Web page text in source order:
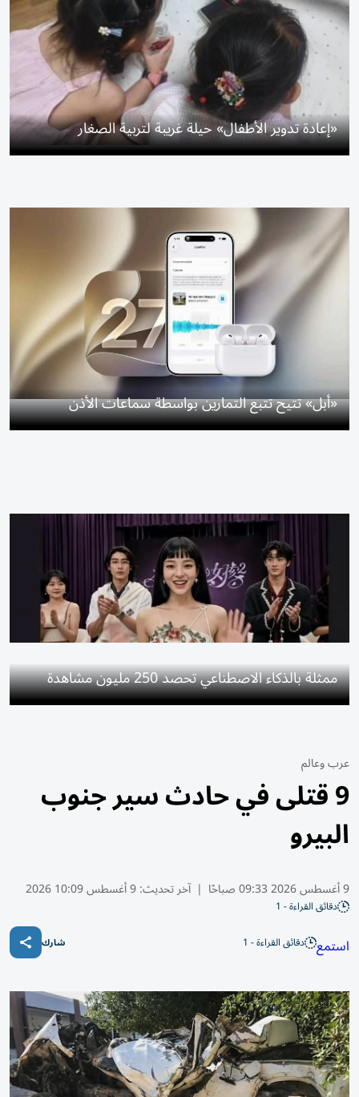
«إعادة تدوير الأطفال» حيلة غريبة لتربية الصغار
«أبل» تتيح تتبع التمارين بواسطة سماعات الأذن
ممثلة بالذكاء الاصطناعي تحصد 250 مليون مشاهدة
عرب وعالم
9 قتلى في حادث سير جنوب
البيرو
9 أغسطس 2026 09:33 صباحًا | آخر تحديث:9 أغسطس 10:09 2026
دقائق القراءة - 1
استمع دقائق القراءة - 1 شارك